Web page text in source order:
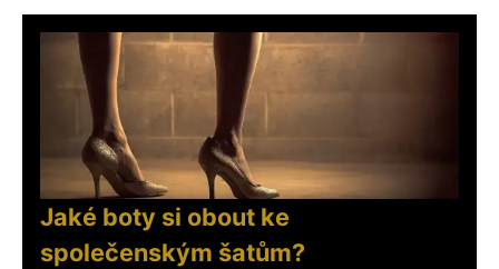
Jaké boty si obout ke
společenským šatům?